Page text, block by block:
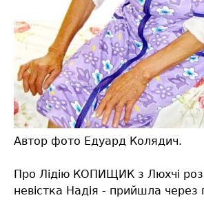
Автор фото Едуард Колядич.
Про Лідію КОПИЩИК з Люхчі
невістка Надія - прийшла через